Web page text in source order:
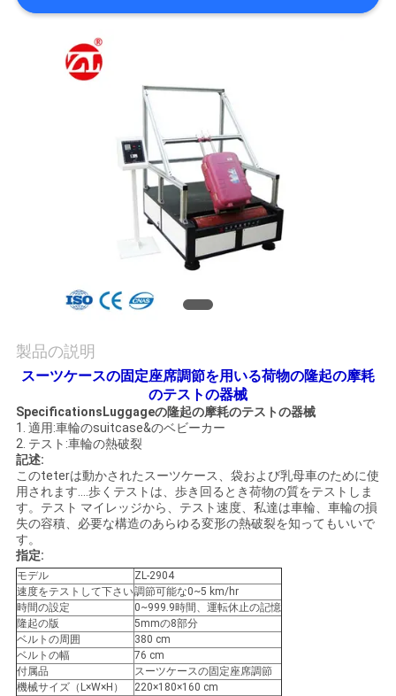
私
達
に
連
絡
し
な
さ
い
製品の説明
スーツケースの固定座席調節を用いる荷物の隆起の摩耗
のテストの器械
SpecificationsLuggageの隆起の摩耗のテストの器械
1. 適用:車輪のsuitcase&のベビーカー
2. テスト:車輪の熱破裂
記述:
このteterは動かされたスーツケース、袋および乳母車のために使
用されます….歩くテストは、歩き回るとき荷物の質をテストしま
す。テスト マイレッジから、テスト速度、私達は車輪、車輪の損
失の容積、必要な構造のあらゆる変形の熱破裂を知ってもいいで
す。
指定:
モデル
ZL-2904
速度をテストして下さい調節可能な0~5 km/hr
時間の設定
0~999.9時間、運転休止の記憶
隆起の版
5mmの8部分
ベルトの周囲
380 cm
ベルトの幅
76 cm
付属品
スーツケースの固定座席調節
機械サイズ（L×W×H）
220×180×160 cm